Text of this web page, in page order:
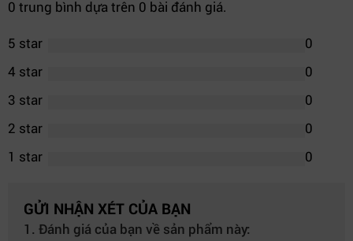
0 trung bình dựa trên 0 bài đánh giá.
5 star
0
4 star
0
3 star
0
2 star
0
1 star
0
GỬI NHẬN XÉT CỦA BẠN
1. Đánh giá của bạn về sản phẩm này: